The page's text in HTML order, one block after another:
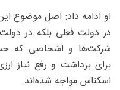
او ادامه داد: اصل موضوع
در دولت فعلی بلکه در
شرکت‌ها و اشخاصی که
برای برداشت و رفع نیاز
اسکناس مواجه شده‌اند.